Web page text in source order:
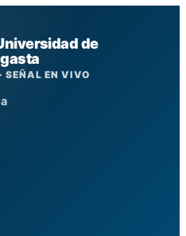
de
SEÑAL EN VIVO